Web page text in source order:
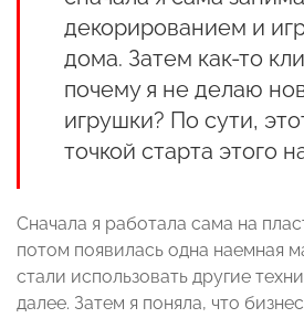
декорированием и
дома. Затем как-то
почему я не делаю
игрушки? По сути,
точкой старта этого
Сначала я работала сама на
потом появилась одна наемная
стали использовать другие
далее. Затем я поняла, что